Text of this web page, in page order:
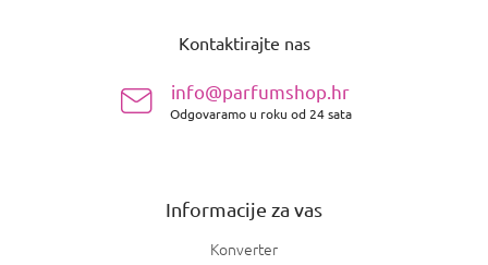
Kontaktirajte nas
info@parfumshop.hr
Odgovaramo u roku od 24 sata
Informacije za vas
Konverter